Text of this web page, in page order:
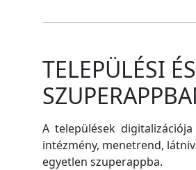
TELEPÜLÉSI
A települések
intézmény, menetrend,
egyetlen szuperappba.